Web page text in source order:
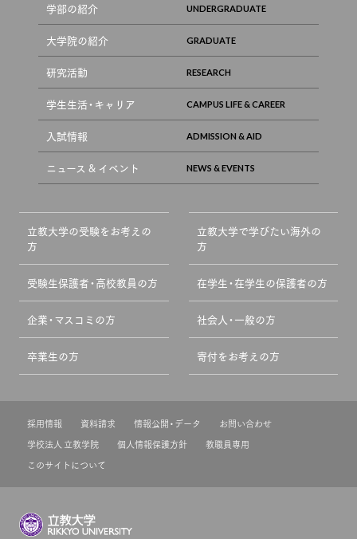
学部の紹介
大学院の紹介
研究活動
学生生活・キャリア
入試情報
ニュース & イベント
立教大学の受験をお考えの
方
立教大学で学びたい海外の
方
受験生保護者・高校教員の方 在学生・在学生の保護者の方
企業・マスコミの方 社会人・一般の方
卒業生の方 寄付をお考えの方
採用情報 資料請求 情報公開・データ
お問い合わせ
学校法人 立教学院
個人情報保護方針
教職員専用
このサイトについて